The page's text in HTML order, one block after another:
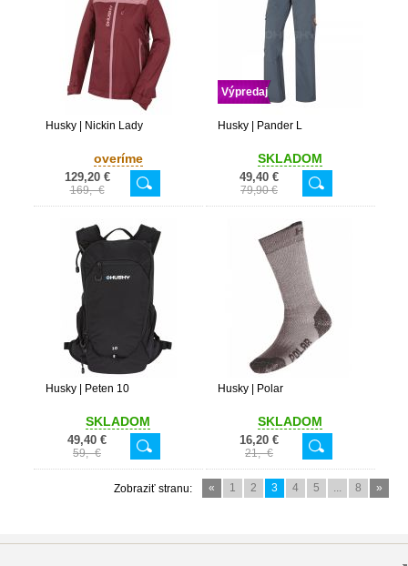
Husky | Nickin Lady
overíme
129,20 €
169,- €
Výpredaj
Husky | Pander L
SKLADOM
49,40 €
79,90 €
Husky | Peten 10
SKLADOM
49,40 €
59,- €
Husky | Polar
SKLADOM
16,20 €
21,- €
Zobraziť stranu: « 1 2 3 4 5 ... 8 »